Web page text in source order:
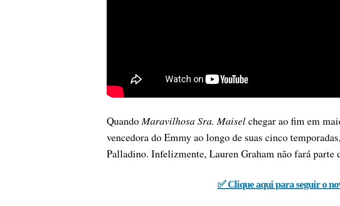
QuandoMaravilhosa Sra. Maiselchegar ao fim em
vencedora do Emmy ao longo de suas cinco
Palladino. Infelizmente, Lauren Graham não fará parte
✅ Clique aqui para seguir o